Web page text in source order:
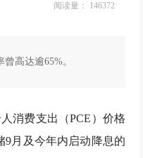
阅读量： 146372
高达逾65%。
消费支出（PCE）价格
9月及今年内启动降息的